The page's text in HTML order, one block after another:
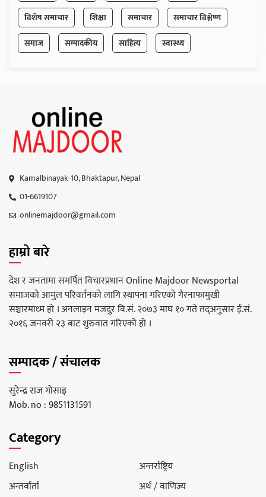
विशेष समाचार
शिक्षा समाचार
समाचार विश्लेष्ण
समाज
सम्पादकीय साहित्य स्वास्थ्य
Kamalbinayak-10, Bhaktapur, Nepal
01-6619107
onlinemajdoor@gmail.com
हाम्रो बारे
देश र जनतामा समर्पित विचारप्रधान Online Majdoor Newsportal
समाजको आमुल परिवर्तनको लागि स्थापना गरिएको गैरनाफामुखी
सञ्चारमाध्म हो । अनलाइन मजदुर वि.सं. २०७३ माघ १० गते तद्अनुसार ई.सं.
२०१६ जनवरी २३ बाट शुरुवात गरिएको हो ।
सम्पादक / संचालक
सुरेन्द्र राज गोसाइ
Mob. no : 9851131591
Category
English
अन्तर्राष्ट्रिय
अन्तर्वार्ता
अर्थ / वाणिज्य